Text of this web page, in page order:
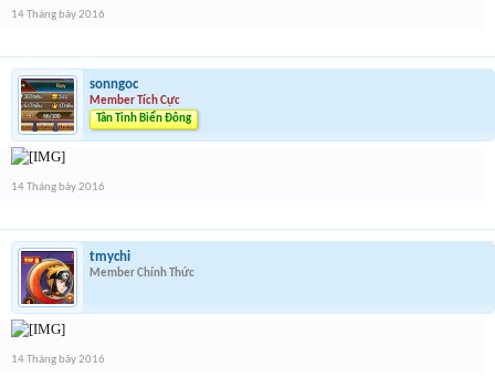
14 Tháng bảy 2016
sonngoc
Member Tích Cực
Tân Tinh Biển Đông
14 Tháng bảy 2016
tmychi
Member Chính Thức
14 Tháng bảy 2016